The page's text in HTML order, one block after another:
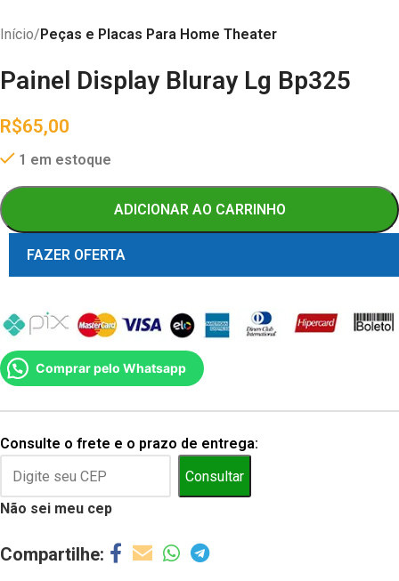
Início Peças e Placas Para Home Theater
Painel Display Bluray Lg Bp325
R$65,00
1 em estoque
ADICIONAR AO CARRINHO
FAZER OFERTA
Comprar pelo Whatsapp
Consulte o frete e o prazo de entrega:
Consultar
Não sei meu cep